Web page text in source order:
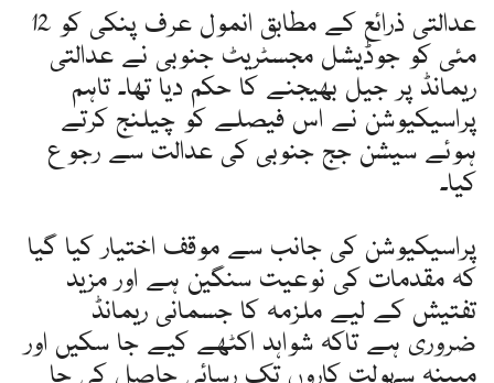
عدالتی ذرائع کے مطابق انمول عرف پنکی کو 12
مئی کو جوڈیشل مجسٹریٹ جنوبی نے عدالتی
ریمانڈ پر جیل بھیجنے کا حکم دیا تھا۔ تاہم
پراسیکیوشن نے اس فیصلے کو چیلنج کرتے
ہوئے سیشن جج جنوبی کی عدالت سے رجوع
کیا۔
پراسیکیوشن کی جانب سے موقف اختیار کیا گیا
کہ مقدمات کی نوعیت سنگین ہے اور مزید
تفتیش کے لیے ملزمہ کا جسمانی ریمانڈ
ضروری ہے تاکہ شواہد اکٹھے کیے جا سکیں اور